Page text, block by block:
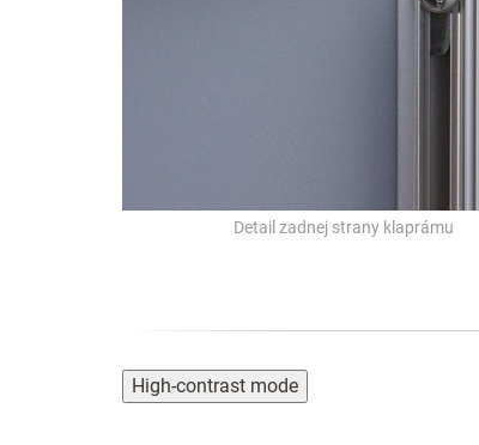
Detail zadnej strany klaprámu
High-contrast mode